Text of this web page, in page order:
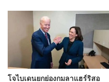
โจไบเดนยกย่องกมลาแฮร์ริสอ